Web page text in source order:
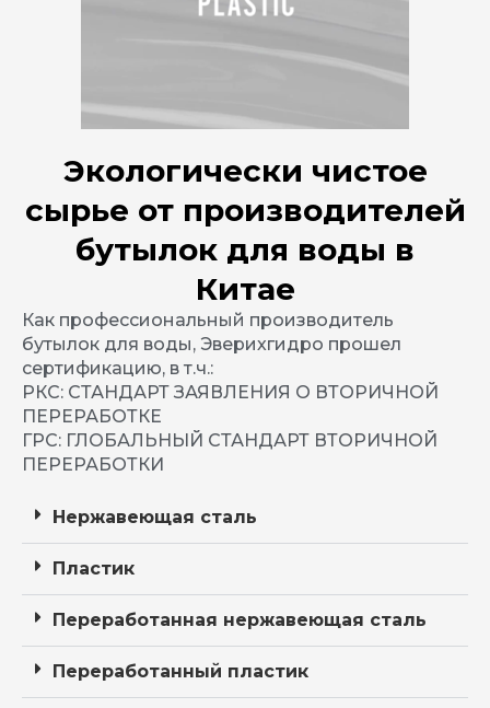
Экологически чистое
сырье от производителей
бутылок для воды в
Китае
Как профессиональный производитель
бутылок для воды, Эверихгидро прошел
сертификацию, в т.ч.:
РКС: СТАНДАРТ ЗАЯВЛЕНИЯ О ВТОРИЧНОЙ
ПЕРЕРАБОТКЕ
ГРС: ГЛОБАЛЬНЫЙ СТАНДАРТ ВТОРИЧНОЙ
ПЕРЕРАБОТКИ
Нержавеющая сталь
Пластик
Переработанная нержавеющая сталь
Переработанный пластик